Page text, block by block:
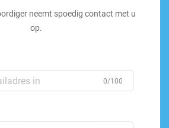
neemt spoedig contact met u
op.
0/100